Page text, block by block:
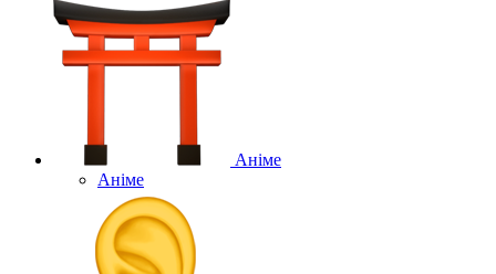
Аніме
Аніме